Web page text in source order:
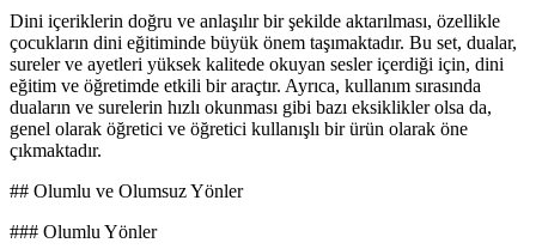
Dini içeriklerin doğru ve anlaşılır bir şekilde aktarılması, özellikle
çocukların dini eğitiminde büyük önem taşımaktadır. Bu set, dualar,
sureler ve ayetleri yüksek kalitede okuyan sesler içerdiği için, dini
eğitim ve öğretimde etkili bir araçtır. Ayrıca, kullanım sırasında
duaların ve surelerin hızlı okunması gibi bazı eksiklikler olsa da,
genel olarak öğretici ve öğretici kullanışlı bir ürün olarak öne
çıkmaktadır.
## Olumlu ve Olumsuz Yönler
### Olumlu Yönler